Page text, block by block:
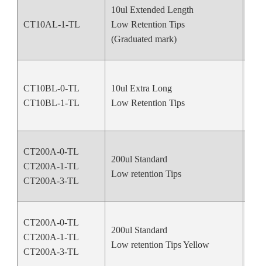
CT10AL-1-TL
10ul Extended Length
Low Retention Tips
(Graduated mark)
CT10BL-0-TL
CT10BL-1-TL
10ul Extra Long
Low Retention Tips
CT200A-0-TL
CT200A-1-TL
CT200A-3-TL
200ul Standard
Low retention Tips
CT200A-0-TL
CT200A-1-TL
CT200A-3-TL
200ul Standard
Low retention Tips Yellow